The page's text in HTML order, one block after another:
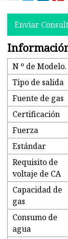
Enviar
N º de Modelo.
Tipo de salida
Fuente de gas
Certificación
Fuerza
Estándar
Requisito de
voltaje de CA
Capacidad de
gas
Consumo de
agua